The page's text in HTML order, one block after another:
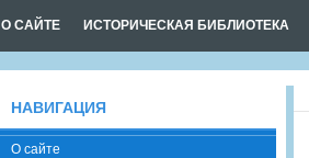
О САЙТЕ ИСТОРИЧЕСКАЯ БИБЛИОТЕКА
НАВИГАЦИЯ
О сайте